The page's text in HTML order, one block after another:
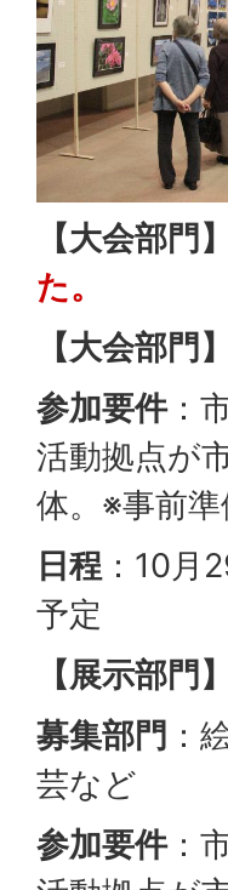
【大会部門
た。
【大会部門】
参加要件：
活動拠点が
体。※事前
日程 ：10月
予定
【展示部門】
募集部門 ：
芸など
参加要件：